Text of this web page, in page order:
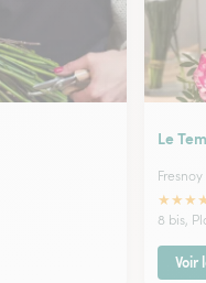
Le
★★★
8 bis,
Voir